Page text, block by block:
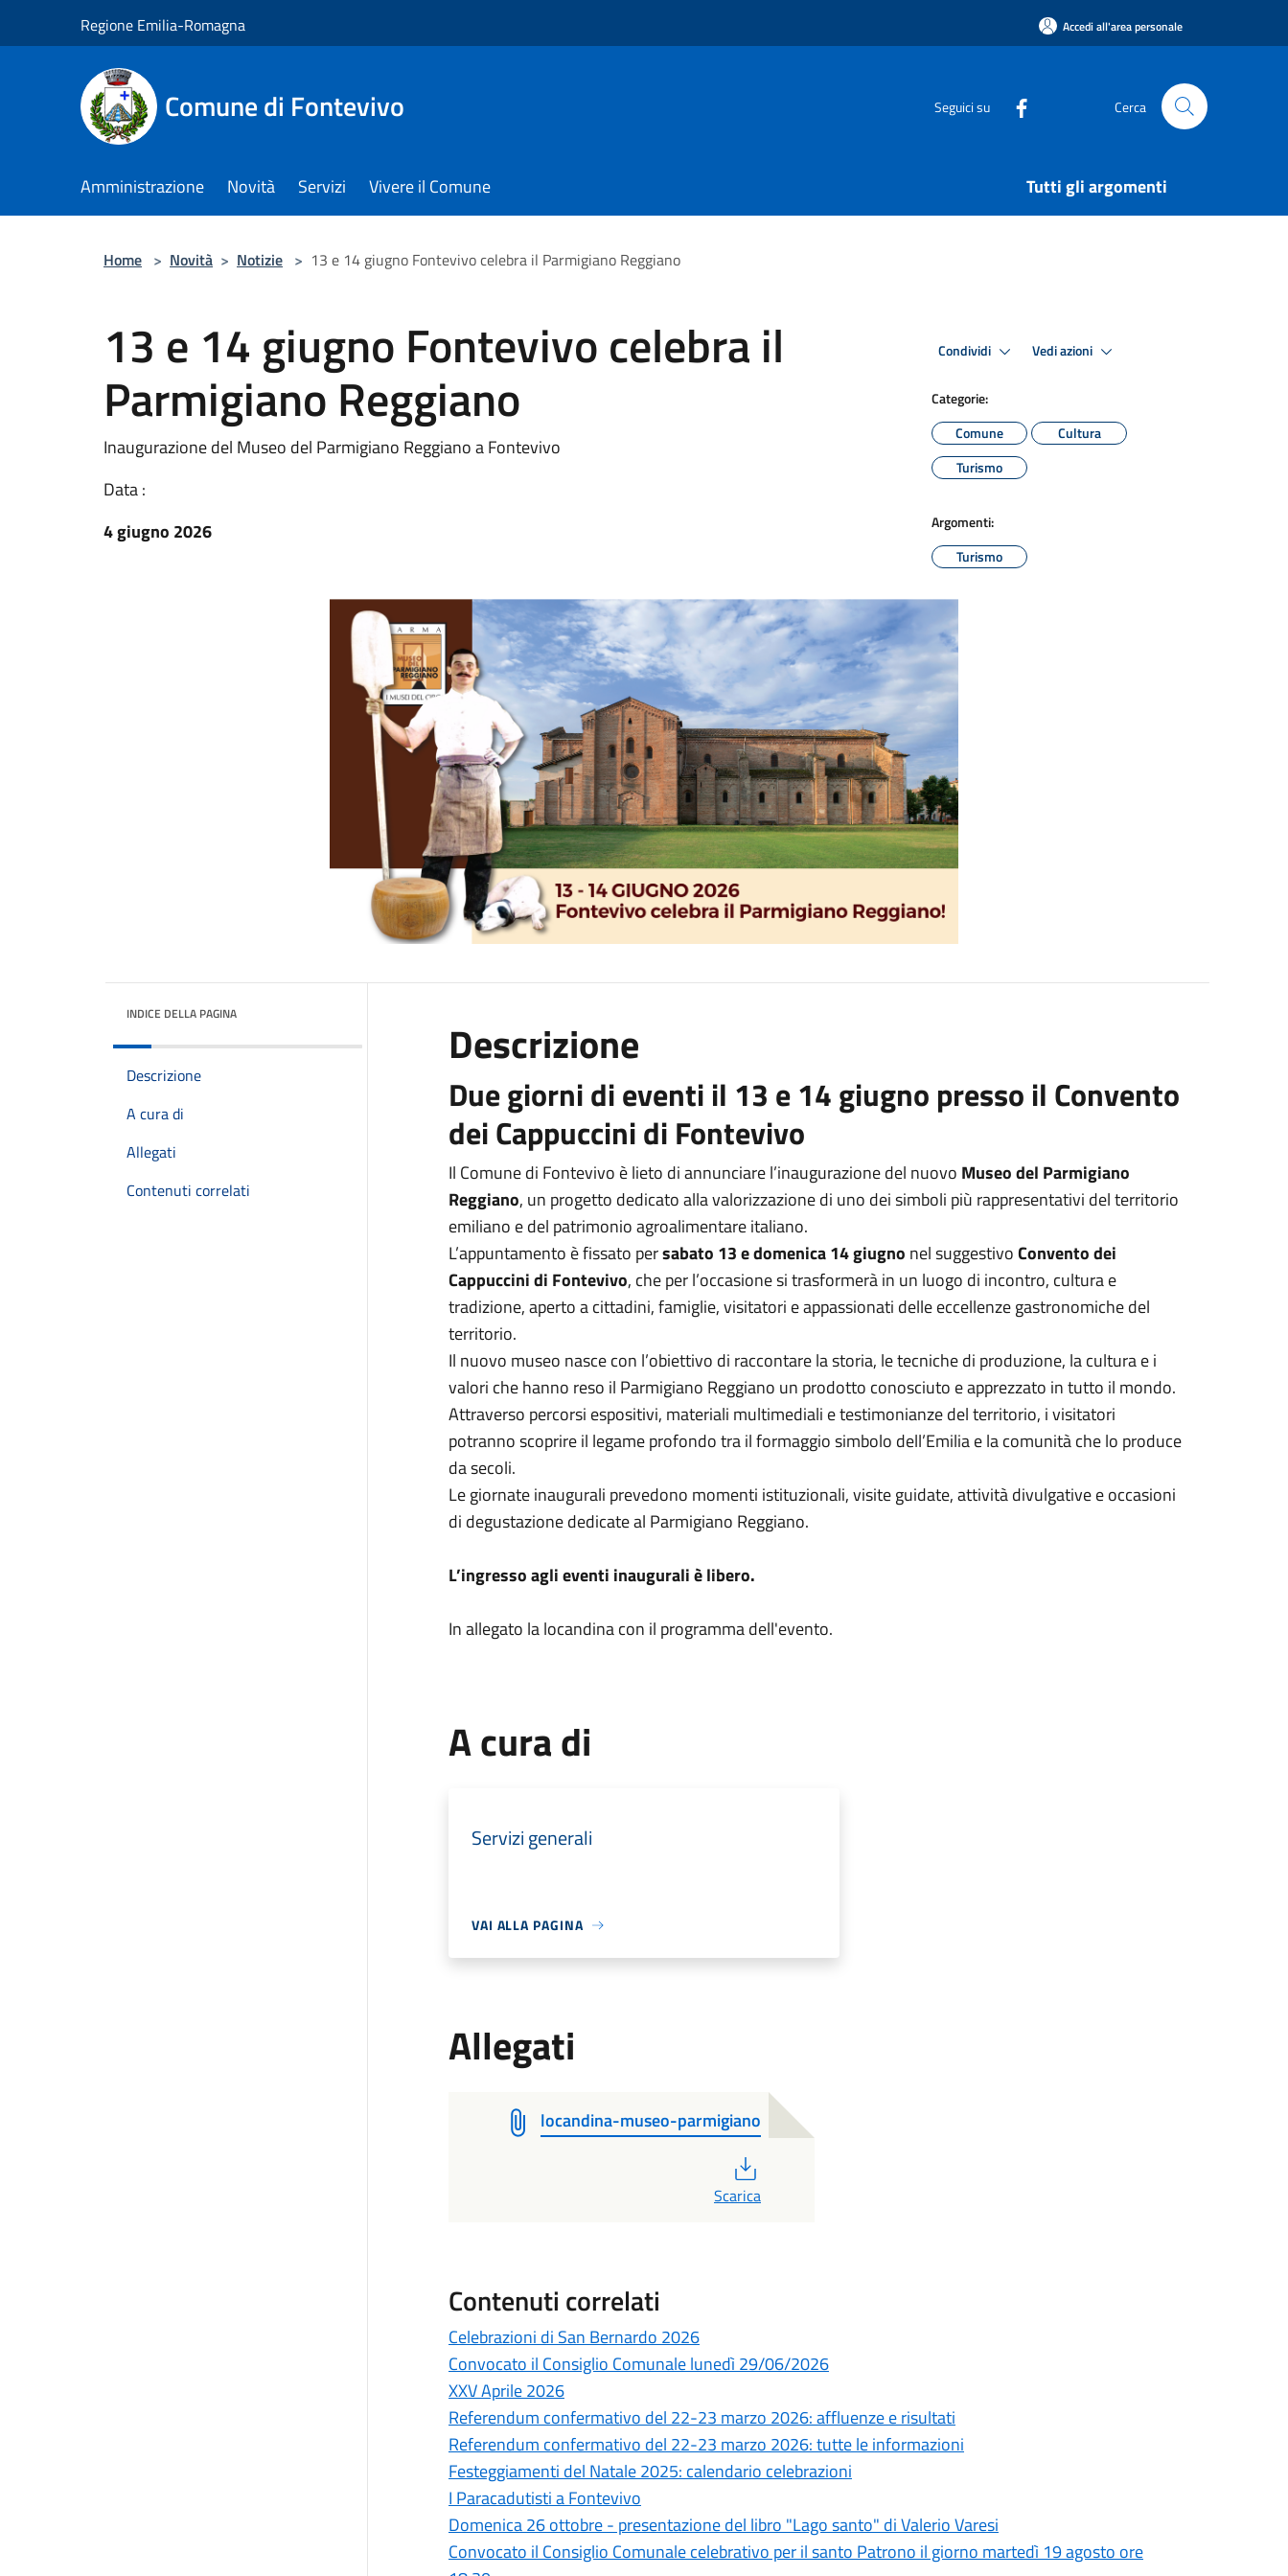
Regione Emilia-Romagna Accedi all'area personale
Comune di Fontevivo Seguici su Cerca
Amministrazione Novità Servizi Vivere il Comune Tutti gli argomenti
Home > Novità > Notizie > 13 e 14 giugno Fontevivo celebra il Parmigiano Reggiano
13 e 14 giugno Fontevivo celebra il
Parmigiano Reggiano
Inaugurazione del Museo del Parmigiano Reggiano a Fontevivo
Data :
4 giugno 2026
Condividi Vedi azioni
Categorie:
Comune
Cultura
Turismo
Argomenti:
Turismo
INDICE DELLA PAGINA
Descrizione
A cura di
Allegati
Contenuti correlati
Descrizione
Due giorni di eventi il 13 e 14 giugno presso il Convento
dei Cappuccini di Fontevivo
Il Comune di Fontevivo è lieto di annunciare l’inaugurazione del nuovo Museo del Parmigiano
Reggiano, un progetto dedicato alla valorizzazione di uno dei simboli più rappresentativi del territorio
emiliano e del patrimonio agroalimentare italiano.
L’appuntamento è fissato persabato 13 e domenica 14 giugno nel suggestivoConvento dei
Cappuccini di Fontevivo, che per l’occasione si trasformerà in un luogo di incontro, cultura e
tradizione, aperto a cittadini, famiglie, visitatori e appassionati delle eccellenze gastronomiche del
territorio.
Il nuovo museo nasce con l’obiettivo di raccontare la storia, le tecniche di produzione, la cultura e i
valori che hanno reso il Parmigiano Reggiano un prodotto conosciuto e apprezzato in tutto il mondo.
Attraverso percorsi espositivi, materiali multimediali e testimonianze del territorio, i visitatori
potranno scoprire il legame profondo tra il formaggio simbolo dell’Emilia e la comunità che lo produce
da secoli.
Le giornate inaugurali prevedono momenti istituzionali, visite guidate, attività divulgative e occasioni
di degustazione dedicate al Parmigiano Reggiano.
L’ingresso agli eventi inaugurali è libero.
In allegato la locandina con il programma dell'evento.
A cura di
Servizi generali
VAI ALLA PAGINA
Allegati
locandina-museo-parmigiano
Scarica
Contenuti correlati
Celebrazioni di San Bernardo 2026
Convocato il Consiglio Comunale lunedì 29/06/2026
XXV Aprile 2026
Referendum confermativo del 22-23 marzo 2026: affluenze e risultati
Referendum confermativo del 22-23 marzo 2026: tutte le informazioni
Festeggiamenti del Natale 2025: calendario celebrazioni
I Paracadutisti a Fontevivo
Domenica 26 ottobre - presentazione del libro "Lago santo" di Valerio Varesi
Convocato il Consiglio Comunale celebrativo per il santo Patrono il giorno martedì 19 agosto ore